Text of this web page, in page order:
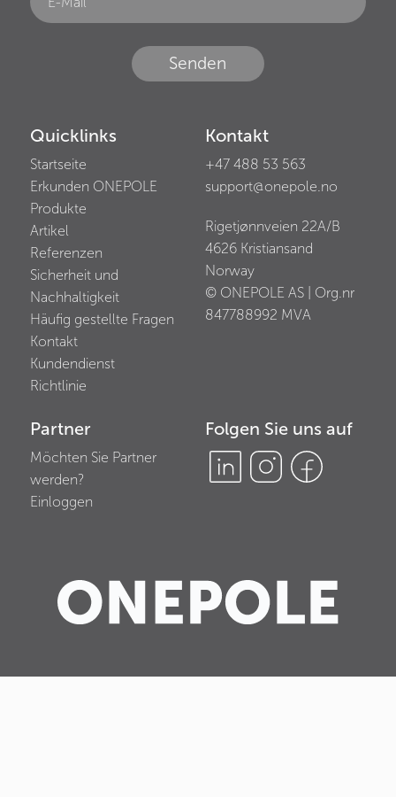
Senden
Quicklinks
Startseite
Erkunden ONEPOLE
Produkte
Artikel
Referenzen
Sicherheit und
Nachhaltigkeit
Häufig gestellte Fragen
Kontakt
Kundendienst
Richtlinie
Partner
Möchten Sie Partner
werden?
Einloggen
Kontakt
+47 488 53 563
support@onepole.no
Rigetjønnveien 22A/B
4626 Kristiansand
Norway
© ONEPOLE AS | Org.nr
847788992 MVA
Folgen Sie uns auf